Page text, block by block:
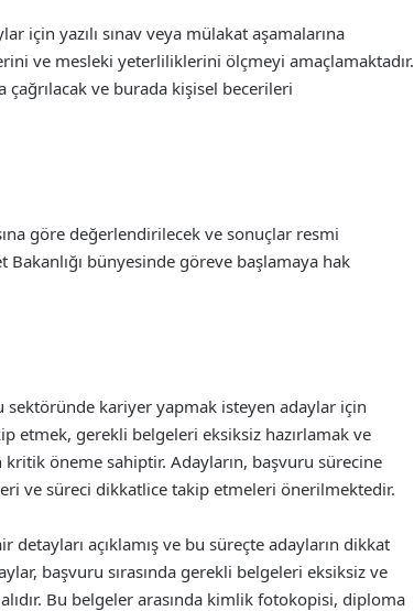
için yazılı sınav veya mülakat aşamalarına
ve mesleki yeterliliklerini ölçmeyi amaçlamaktadır.
çağrılacak ve burada kişisel becerileri
göre değerlendirilecek ve sonuçlar resmi
Bakanlığı bünyesinde göreve başlamaya hak
sektöründe kariyer yapmak isteyen adaylar için
etmek, gerekli belgeleri eksiksiz hazırlamak ve
kritik öneme sahiptir. Adayların, başvuru sürecine
ve süreci dikkatlice takip etmeleri önerilmektedir.
detayları açıklamış ve bu süreçte adayların dikkat
başvuru sırasında gerekli belgeleri eksiksiz ve
Bu belgeler arasında kimlik fotokopisi, diploma